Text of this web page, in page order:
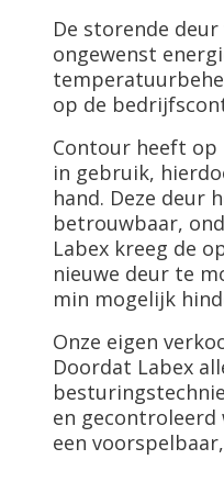
De storende
ongewenst
op de
Contour heeft op
in gebruik,
hand. Deze deur
betrouwbaar,
Labex kreeg de
nieuwe deur te
min mogelijk
Onze eigen
Doordat Labex
en
een